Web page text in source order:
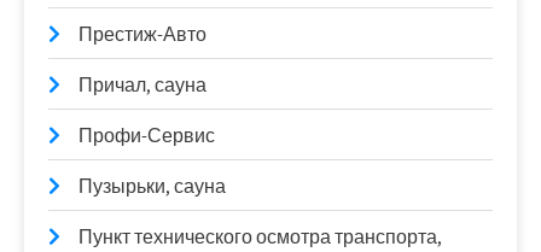
Престиж-Авто
Причал, сауна
Профи-Сервис
Пузырьки, сауна
Пункт технического осмотра транспорта,